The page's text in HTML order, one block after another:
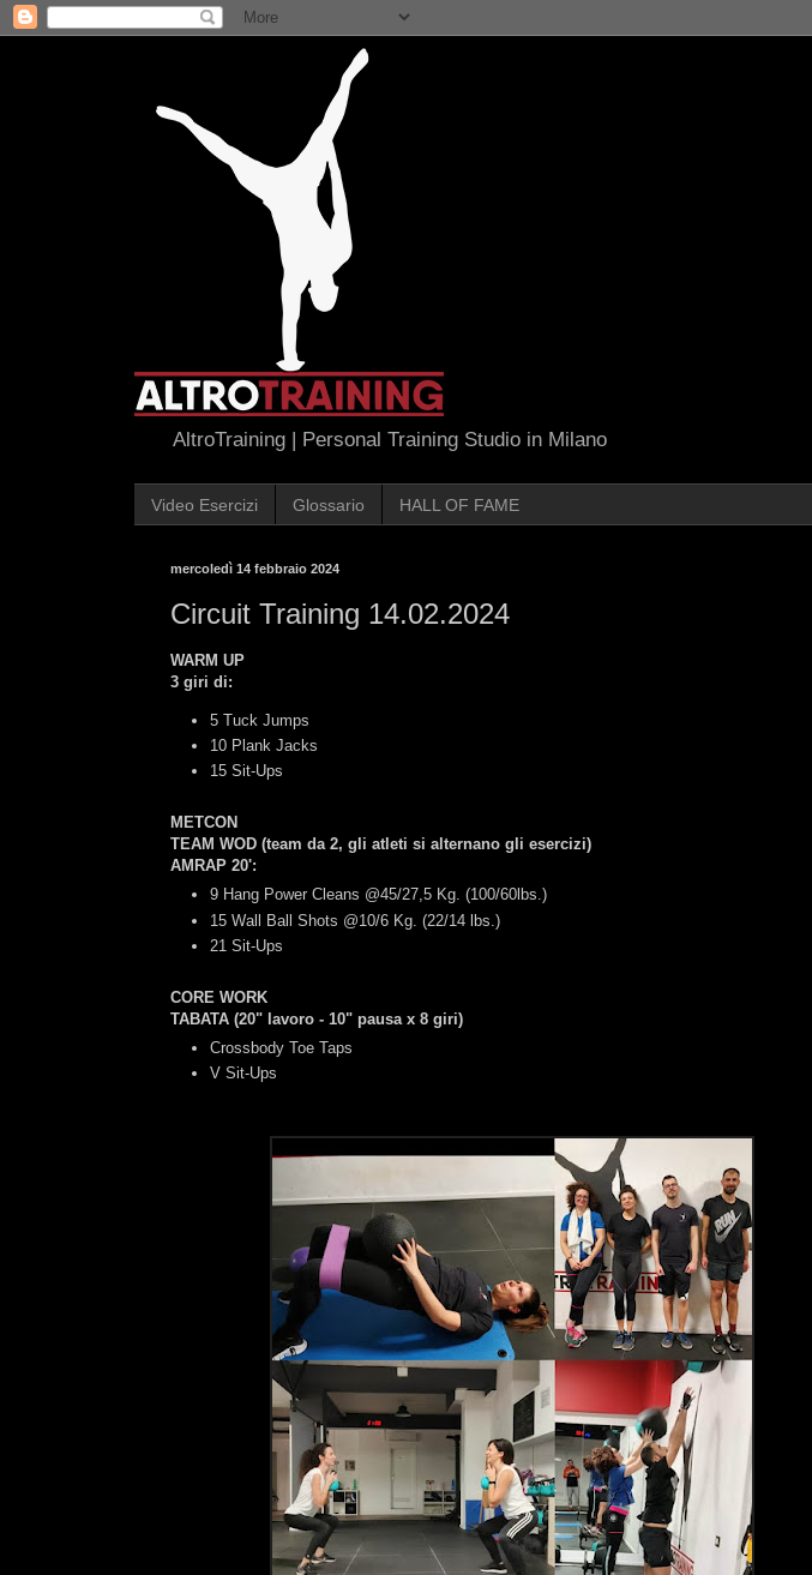
AltroTraining | Personal Training Studio in Milano
Video Esercizi Glossario HALL OF FAME
mercoledì 14 febbraio 2024
Circuit Training 14.02.2024
WARM UP
3 giri di:
5 Tuck Jumps
10 Plank Jacks
15 Sit-Ups
METCON
TEAM WOD (team da 2, gli atleti si alternano gli esercizi)
AMRAP 20':
9 Hang Power Cleans @45/27,5 Kg. (100/60lbs.)
15 Wall Ball Shots @10/6 Kg. (22/14 lbs.)
21 Sit-Ups
CORE WORK
TABATA (20" lavoro - 10" pausa x 8 giri)
Crossbody Toe Taps
V Sit-Ups